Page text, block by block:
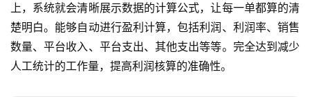
全
球
开
店
上，系统就会清晰展示数据的计算公式，让每一单都算的清
楚明白。能够自动进行盈利计算，包括利润、利润率、销售
数量、平台收入、平台支出、其他支出等等。完全达到减少
人工统计的工作量，提高利润核算的准确性。